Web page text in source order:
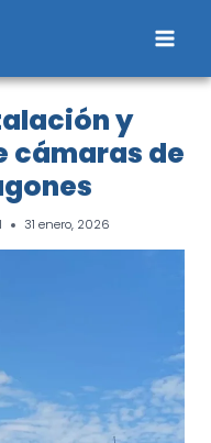
y
cámaras de
31 enero, 2026